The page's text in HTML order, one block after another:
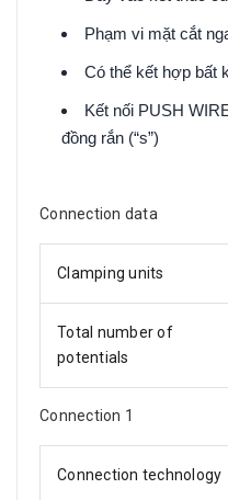
Phạm vi mặt cắt
Có thể kết hợp bất
Kết nối PUSH
đồng rắn (“s”)
Connection data
Clamping units
Total number of
potentials
Connection 1
Connection technology